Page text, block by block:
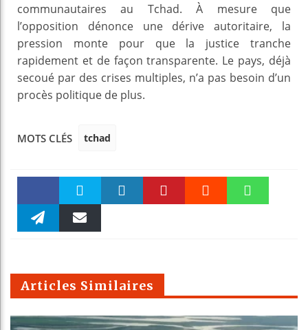
communautaires au Tchad. À mesure que
l’opposition dénonce une dérive autoritaire, la
pression monte pour que la justice tranche
rapidement et de façon transparente. Le pays, déjà
secoué par des crises multiples, n’a pas besoin d’un
procès politique de plus.
MOTS CLÉS tchad
Faceboo Twitter
m
Articles Similaires